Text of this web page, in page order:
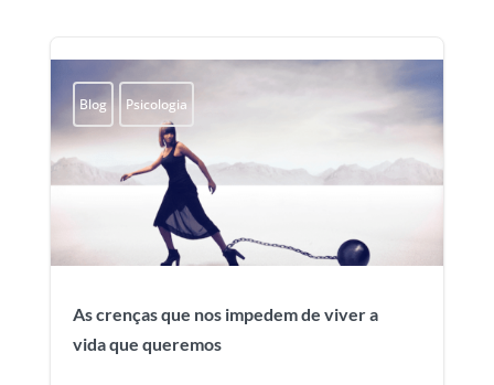
Blog Psicologia
As crenças que nos impedem de viver a
vida que queremos